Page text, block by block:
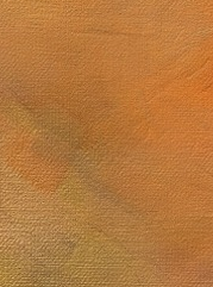
Sol. 21 y 25 de